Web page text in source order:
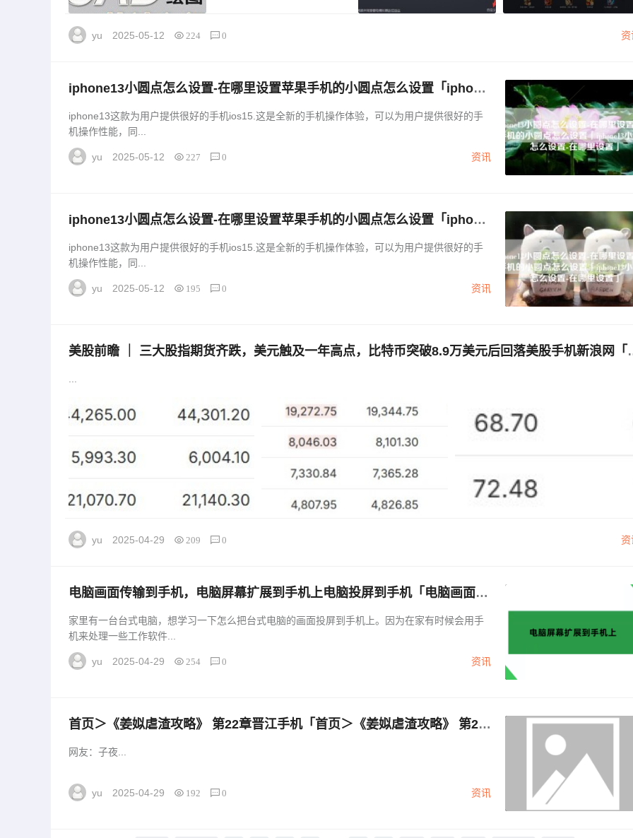
yu 2025-05-12 224 0 资
iphone13小圆点怎么设置-在哪里设置苹果手机的小圆点怎么设置「iphone
iphone13这款为用户提供很好的手机ios15.这是全新的手机操作体验，可以为用户提供很好的手
机操作性能，同...
yu 2025-05-12 227 0 资讯
iphone13小圆点怎么设置-在哪里设置苹果手机的小圆点怎么设置「iphone
iphone13这款为用户提供很好的手机ios15.这是全新的手机操作体验，可以为用户提供很好的手
机操作性能，同...
yu 2025-05-12 195 0 资讯
美股前瞻 ｜ 三大股指期货齐跌，美元触及一年高点，比特币突破8.9万美元后回落美股手机新浪网「
yu 2025-04-29 209 0 资
电脑画面传输到手机，电脑屏幕扩展到手机上电脑投屏到手机「电脑画面传
家里有一台台式电脑，想学习一下怎么把台式电脑的画面投屏到手机上。因为在家有时候会用手
机来处理一些工作软件...
yu 2025-04-29 254 0 资讯
首页＞《姜姒虐渣攻略》 第22章晋江手机「首页＞《姜姒虐渣攻略》 第22
网友：子夜...
yu 2025-04-29 192 0 资讯